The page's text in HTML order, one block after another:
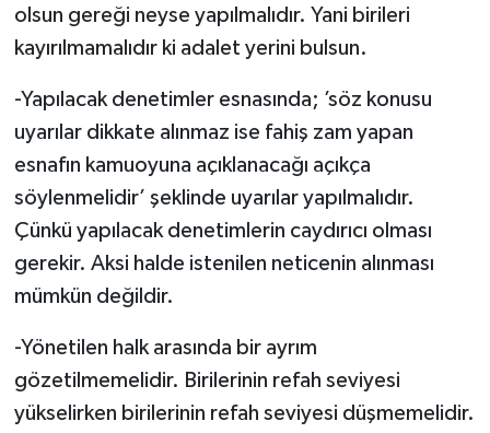
olsun gereği neyse yapılmalıdır. Yani birileri
kayırılmamalıdır ki adalet yerini bulsun.
-Yapılacak denetimler esnasında; ’söz konusu
uyarılar dikkate alınmaz ise fahiş zam yapan
esnafın kamuoyuna açıklanacağı açıkça
söylenmelidir’ şeklinde uyarılar yapılmalıdır.
Çünkü yapılacak denetimlerin caydırıcı olması
gerekir. Aksi halde istenilen neticenin alınması
mümkün değildir.
-Yönetilen halk arasında bir ayrım
gözetilmemelidir. Birilerinin refah seviyesi
yükselirken birilerinin refah seviyesi düşmemelidir.